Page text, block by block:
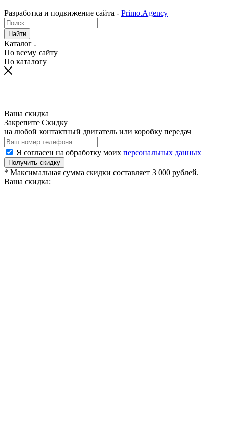
Разработка и подвижение сайта - Primo.Agency
Найти
Каталог
По всему сайту
По каталогу
Ваша скидка
Закрепите Скидку
на любой контактный двигатель или коробку передач
Я согласен на обработку моих персональных данных
Получить скидку
* Максимальная сумма скидки составляет 3 000 рублей.
Ваша скидка: